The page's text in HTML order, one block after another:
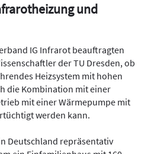
und
IG Infrarot beauftragten
der TU Dresden, ob
Heizsystem mit hohen
die Kombination mit einer
mit einer Wärmepumpe mit
werden kann.
Deutschland repräsentativ